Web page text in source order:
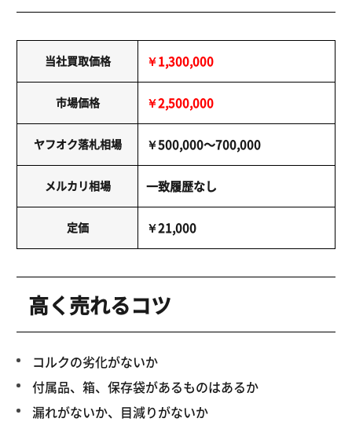
当社買取価格 ￥1,300,000
市場価格 ￥2,500,000
ヤフオク落札相場 ￥500,000～700,000
メルカリ相場 一致履歴なし
定価 ￥21,000
高く売れるコツ
コルクの劣化がないか
付属品、箱、保存袋があるものはあるか
漏れがないか、目減りがないか